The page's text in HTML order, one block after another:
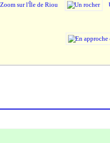
Zoom sur l'Île de Riou